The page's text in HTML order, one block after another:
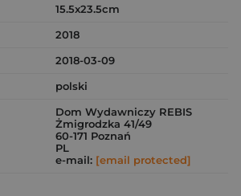
15.5x23.5cm
2018
2018-03-09
polski
Dom Wydawniczy REBIS
Żmigrodzka 41/49
60-171 Poznań
PL
e-mail: [email protected]